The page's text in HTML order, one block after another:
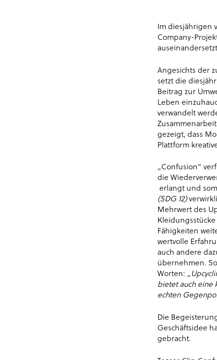
Im diesjährigen
Company-
Angesichts der
setzt die
Beitrag zur
Leben
verwandelt
gezeigt, dass
Plattform
„Confusion“
die
erlangt und
(SDG 12)
Mehrwert des
Fähigkeiten
wertvolle
auch andere
übernehmen.
Worten: „
bietet auch eine
echten
Die
Geschäftsidee
gebracht.